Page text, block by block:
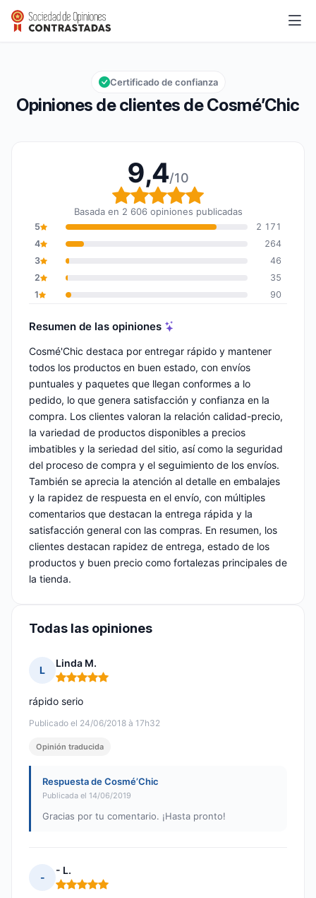
Cosmé’Chic
Calificación global: 9,4 de 10
9,4/10
Opiniones de clientes de Cosmé’Chic
Certificado de confianza
9,4/10
Calificación global: 9,4
Basada en 2 606 opiniones publicadas
5
2 171
4
264
3
46
2
35
1
90
Resumen de las opiniones
Cosmé'Chic destaca por entregar rápido y mantener
todos los productos en buen estado, con envíos
puntuales y paquetes que llegan conformes a lo
pedido, lo que genera satisfacción y confianza en la
compra. Los clientes valoran la relación calidad-precio,
la variedad de productos disponibles a precios
imbatibles y la seriedad del sitio, así como la seguridad
del proceso de compra y el seguimiento de los envíos.
También se aprecia la atención al detalle en embalajes
y la rapidez de respuesta en el envío, con múltiples
comentarios que destacan la entrega rápida y la
satisfacción general con las compras. En resumen, los
clientes destacan rapidez de entrega, estado de los
productos y buen precio como fortalezas principales de
la tienda.
Todas las opiniones
L
Linda M.
Nota: 5 de 5
Publicado el 24/06/2018 à 17h32
rápido serio
Opinión traducida
Respuesta de Cosmé’Chic
Publicada el 14/06/2019
Gracias por tu comentario. ¡Hasta pronto!
-
- L.
Nota: 5 de 5